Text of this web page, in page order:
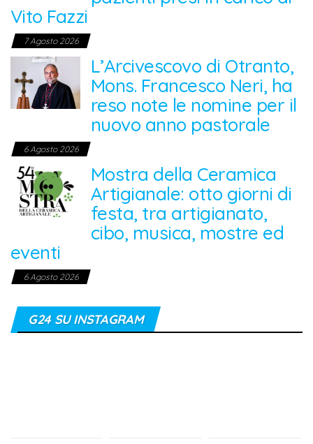
Vito Fazzi
7 Agosto 2026
L’Arcivescovo di Otranto,
Mons. Francesco Neri, ha
reso note le nomine per il
nuovo anno pastorale
6 Agosto 2026
Mostra della Ceramica
Artigianale: otto giorni di
festa, tra artigianato,
cibo, musica, mostre ed
eventi
6 Agosto 2026
G24 SU INSTAGRAM